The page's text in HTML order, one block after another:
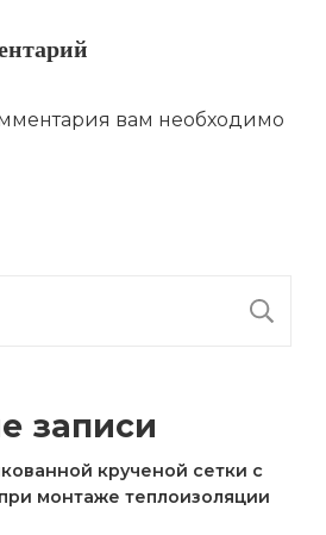
вам необходимо
записи
крученой сетки с
монтаже теплоизоляции